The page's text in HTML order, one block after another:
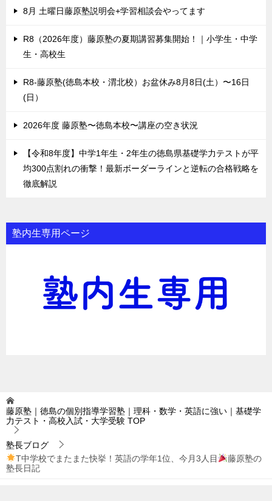
8月 土曜日藤原塾説明会+学習相談会やってます
R8（2026年度）藤原塾の夏期講習募集開始！｜小学生・中学
生・高校生
R8-藤原塾(徳島本校・渭北校）お盆休み8月8日(土）〜16日
(日）
2026年度 藤原塾〜徳島本校〜講座の空き状況
【令和8年度】中学1年生・2年生の徳島県基礎学力テストが平
均300点割れの衝撃！最新ボーダーラインと逆転の合格戦略を
徹底解説
塾内生専用ページ
藤原塾｜徳島の個別指導学習塾｜理科・数学・英語に強い｜基礎学
力テスト・高校入試・大学受験 TOP
塾長ブログ
T中学校でまたまた快挙！英語の学年1位、今月3人目
藤原塾の
塾長日記